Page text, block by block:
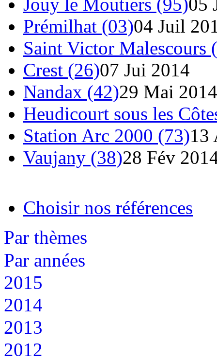
Jouy le Moutiers (95)05
Prémilhat (03)04 Juil
Saint Victor Malescours
Crest (26)07 Jui 2014
Nandax (42)29 Mai 2014
Heudicourt sous les
Station Arc 2000 (73)13
Vaujany (38)28 Fév
Choisir nos références
Par thèmes
Par années
2015
2014
2013
2012